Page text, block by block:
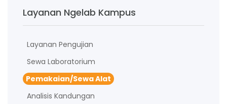
Layanan Ngelab Kampus
Layanan Pengujian
Sewa Laboratorium
Pemakaian/Sewa Alat
Analisis Kandungan